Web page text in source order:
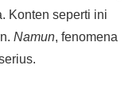
Konten seperti ini
Namun, fenomena